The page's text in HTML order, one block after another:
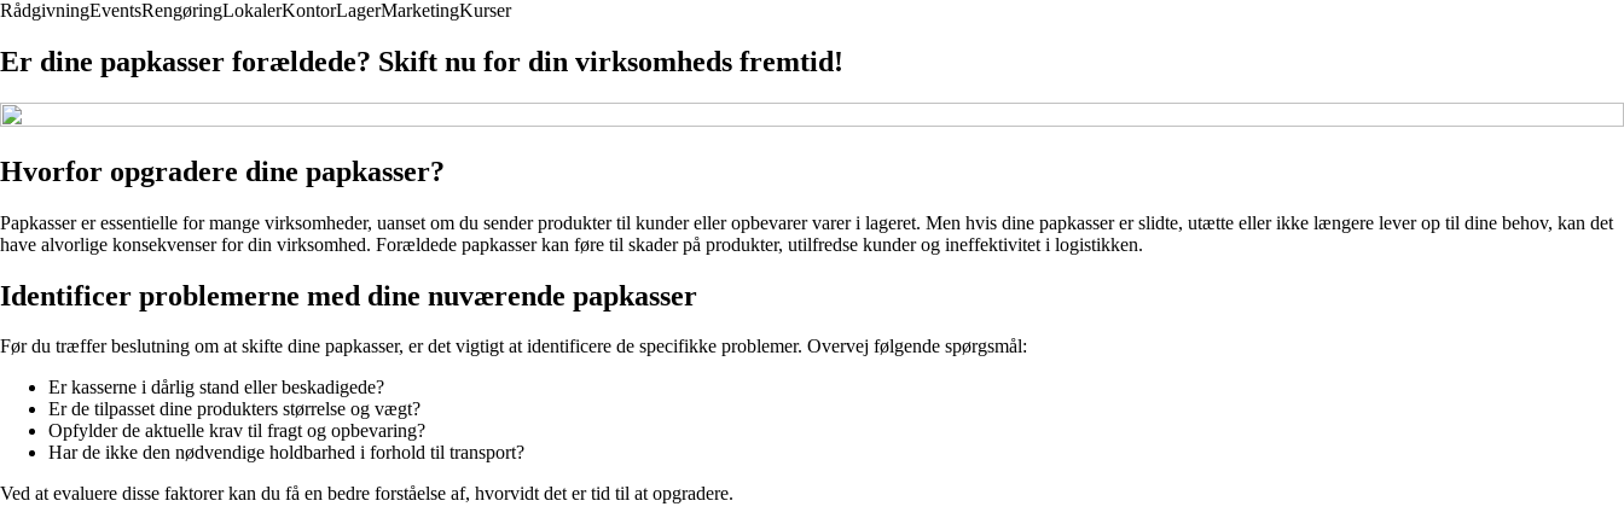
RådgivningEventsRengøringLokalerKontorLagerMarketingKurser
Er dine papkasser forældede? Skift nu for din virksomheds fremtid!
Hvorfor opgradere dine papkasser?
Papkasser er essentielle for mange virksomheder, uanset om du sender produkter til kunder eller opbevarer varer i lageret. Men hvis dine papkasser er slidte, utætte eller ikke længere lever op til dine behov, kan det
have alvorlige konsekvenser for din virksomhed. Forældede papkasser kan føre til skader på produkter, utilfredse kunder og ineffektivitet i logistikken.
Identificer problemerne med dine nuværende papkasser
Før du træffer beslutning om at skifte dine papkasser, er det vigtigt at identificere de specifikke problemer. Overvej følgende spørgsmål:
Er kasserne i dårlig stand eller beskadigede?
Er de tilpasset dine produkters størrelse og vægt?
Opfylder de aktuelle krav til fragt og opbevaring?
Har de ikke den nødvendige holdbarhed i forhold til transport?
Ved at evaluere disse faktorer kan du få en bedre forståelse af, hvorvidt det er tid til at opgradere.